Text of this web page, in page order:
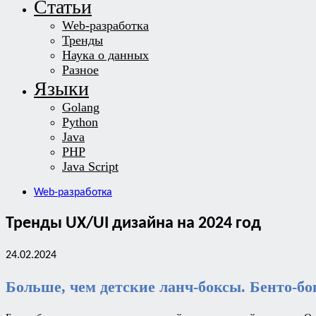
Статьи
Web-разработка
Тренды
Наука о данных
Разное
Языки
Golang
Python
Java
PHP
Java Script
Web-разработка
Тренды UX/UI дизайна на 2024 год
24.02.2024
Больше, чем детские ланч-боксы. Бенто-